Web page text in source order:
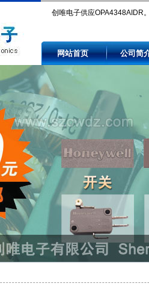
创唯电子供应OPA4348AIDR
availability by authorized and
independent electronic
distributors.
网站首页 公司简